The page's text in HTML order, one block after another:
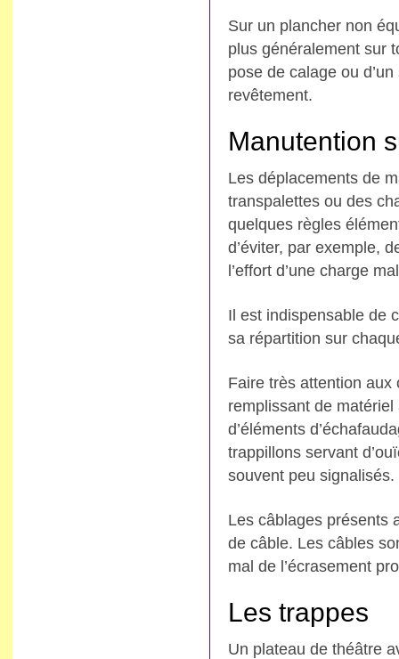
Sur un plancher non
plus généralement sur
pose de calage ou
revêtement.
Manutention
Les déplacements de
transpalettes ou des
quelques règles
d’éviter, par exemple,
l’effort d’une charge
Il est indispensable de
sa répartition sur
Faire très attention
remplissant de
d’éléments
trappillons servant
souvent peu signalisés.
Les câblages présents
de câble. Les câbles
mal de l’écrasement
Les trappes
Un plateau de théâtre